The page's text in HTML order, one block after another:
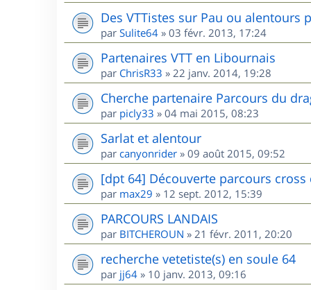
Des VTTistes sur Pau ou alentours
par Sulite64 » 03 févr. 2013, 17:24
Partenaires VTT en Libournais
par ChrisR33 » 22 janv. 2014, 19:28
Cherche partenaire Parcours du
par picly33 » 04 mai 2015, 08:23
Sarlat et alentour
par canyonrider » 09 août 2015, 09:52
[dpt 64] Découverte parcours cross
par max29 » 12 sept. 2012, 15:39
PARCOURS LANDAIS
par BITCHEROUN » 21 févr. 2011, 20:20
recherche vetetiste(s) en soule 64
par jj64 » 10 janv. 2013, 09:16